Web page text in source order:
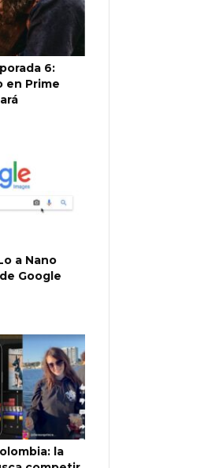
6:
en Prime
a Nano
Google
la